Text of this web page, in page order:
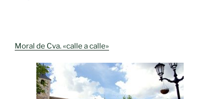
Moral de Cva. «calle a calle»